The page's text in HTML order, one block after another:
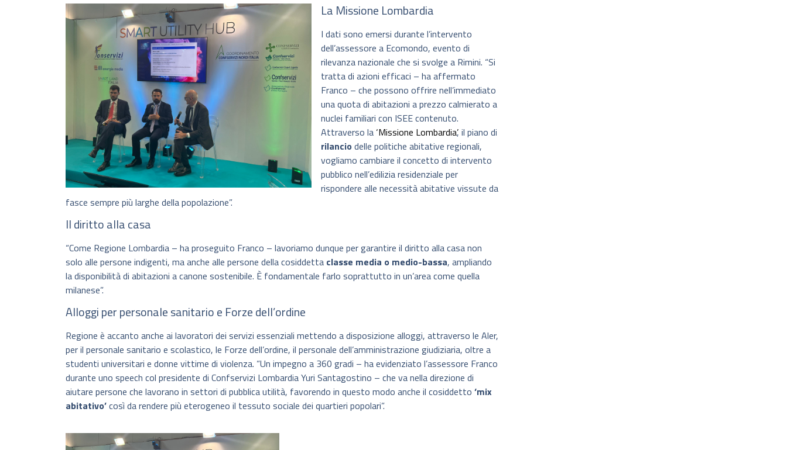
La Missione Lombardia
I dati sono emersi durante l’intervento
dell’assessore a Ecomondo, evento di
rilevanza nazionale che si svolge a Rimini. “Si
tratta di azioni efficaci – ha affermato
Franco – che possono offrire nell’immediato
una quota di abitazioni a prezzo calmierato a
nuclei familiari con ISEE contenuto.
Attraverso la ‘Missione Lombardia’, il piano di
rilancio delle politiche abitative regionali,
vogliamo cambiare il concetto di intervento
pubblico nell’edilizia residenziale per
rispondere alle necessità abitative vissute da
fasce sempre più larghe della popolazione”.
Il diritto alla casa
“Come Regione Lombardia – ha proseguito Franco – lavoriamo dunque per garantire il diritto alla casa non
solo alle persone indigenti, ma anche alle persone della cosiddetta classe media o medio-bassa, ampliando
la disponibilità di abitazioni a canone sostenibile. È fondamentale farlo soprattutto in un’area come quella
milanese”.
Alloggi per personale sanitario e Forze dell’ordine
Regione è accanto anche ai lavoratori dei servizi essenziali mettendo a disposizione alloggi, attraverso le Aler,
per il personale sanitario e scolastico, le Forze dell’ordine, il personale dell’amministrazione giudiziaria, oltre a
studenti universitari e donne vittime di violenza. “Un impegno a 360 gradi – ha evidenziato l’assessore Franco
durante uno speech col presidente di Confservizi Lombardia Yuri Santagostino – che va nella direzione di
aiutare persone che lavorano in settori di pubblica utilità, favorendo in questo modo anche il cosiddetto ‘mix
abitativo’così da rendere più eterogeneo il tessuto sociale dei quartieri popolari”.